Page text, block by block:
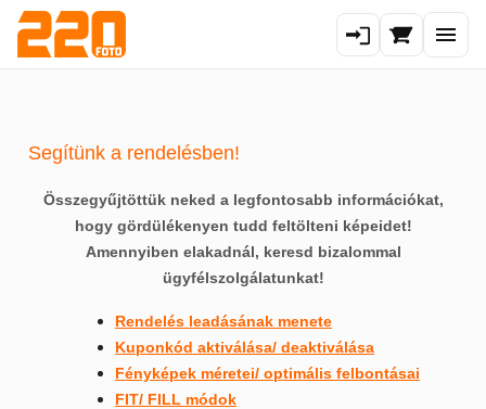
Poszter
Fotókönyv
Exkluzív fotókönyv
Hasznos tudnivalók
Aktuális akciók
Kapcsolat
Segítünk a rendelésben!
Összegyűjtöttük neked a legfontosabb információkat,
hogy gördülékenyen tudd feltölteni képeidet!
Amennyiben elakadnál, keresd bizalommal
ügyfélszolgálatunkat!
Rendelés leadásának menete
Kuponkód aktiválása/ deaktiválása
Fényképek méretei/ optimális felbontásai
FIT/ FILL módok